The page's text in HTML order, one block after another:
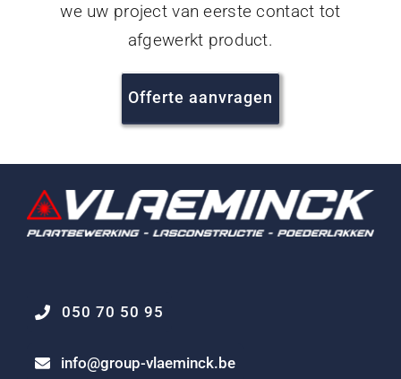
we uw project van eerste contact tot
afgewerkt product.
Offerte aanvragen
050 70 50 95
info@group-vlaeminck.be